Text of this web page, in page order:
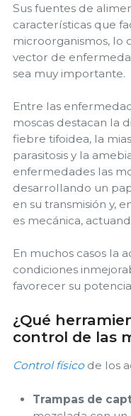
Sus fuentes de
características que
microorganismos, lo
vector de
sea muy importante.
Entre las
moscas destacan la
fiebre tifoidea, la
parasitosis y la
enfermedades las
desarrollando un
en su transmisión y,
es mecánica,
En muchos casos la
condiciones
favorecer su
¿Qué
control de las
Control físico de los
Trampas de